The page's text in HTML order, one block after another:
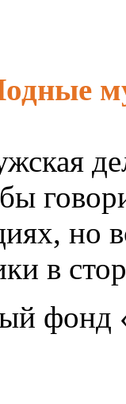
но
в